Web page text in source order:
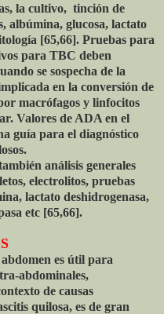
la cultivo, tinción de
albúmina, glucosa, lactato
[65,66]. Pruebas para
para TBC deben
se sospecha de la
en la conversión de
macrófagos y linfocitos
Valores de ADA en el
guía para el diagnóstico
análisis generales
electrolitos, pruebas
lactato deshidrogenasa,
etc [65,66].
es útil para
abdominales,
de causas
quilosa, es de gran